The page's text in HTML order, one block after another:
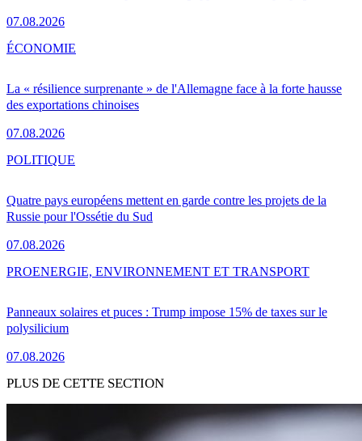
07.08.2026
La « résilience surprenante » de l'Allemagne face à la forte hausse
des exportations chinoises
07.08.2026
ÉCONOMIE
Quatre pays européens mettent en garde contre les projets de la
Russie pour l'Ossétie du Sud
07.08.2026
POLITIQUE
Panneaux solaires et puces : Trump impose 15% de taxes sur le
polysilicium
07.08.2026
PROENERGIE, ENVIRONNEMENT ET TRANSPORT
PLUS DE CETTE SECTION